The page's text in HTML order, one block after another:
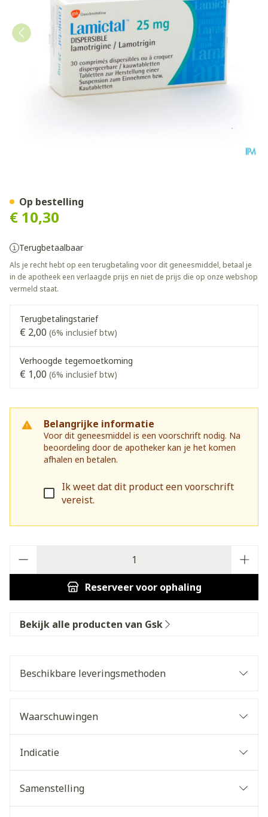
€ 10,30
Terugbetaalbaar
Als je recht hebt op een terugbetaling voor dit geneesmiddel, betaal je
in de apotheek een verlaagde prijs en niet de prijs die op onze webshop
vermeld staat.
Terugbetalingstarief
€ 2,00 (6% inclusief btw)
Verhoogde tegemoetkoming
€ 1,00 (6% inclusief btw)
Belangrijke informatie
Voor dit geneesmiddel is een voorschrift nodig. Na
beoordeling door de apotheker kan je het komen
afhalen en betalen.
Ik weet dat dit product een voorschrift
vereist.
Reserveervoor ophaling
Op bestelling
Bekijk alle producten van Gsk
Beschikbare leveringsmethoden
Waarschuwingen
Indicatie
Samenstelling